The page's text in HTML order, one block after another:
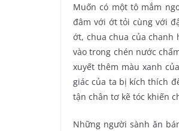
Muốn có một tô mắm
đâm với ớt tỏi cùng với
ớt, chua chua của chanh
vào trong chén nước
xuyết thêm màu xanh
giác của ta bị kích thích
tận chân tơ kẽ tóc khiến
Những người sành ăn